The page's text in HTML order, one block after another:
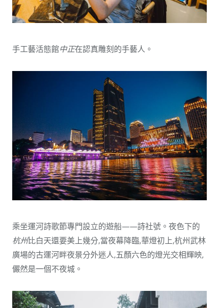
手工藝活態館中正在認真雕刻的手藝人。
乘坐運河詩歌節專門設立的遊船——詩社號。夜色下的
杭州比白天還要美上幾分,當夜幕降臨,華燈初上,杭州武林
廣場的古運河畔夜景分外迷人,五顏六色的燈光交相輝映,
儼然是一個不夜城。